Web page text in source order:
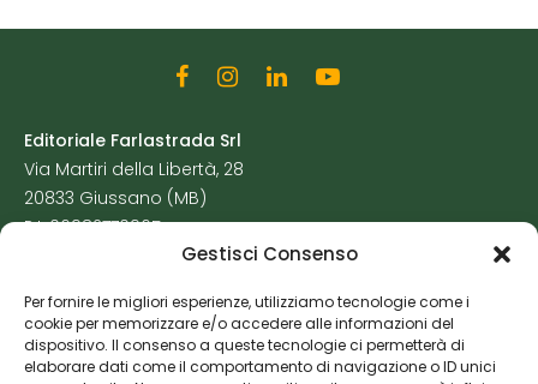
Gestisci Consenso
Per fornire le migliori esperienze, utilizziamo tecnologie come i
cookie per memorizzare e/o accedere alle informazioni del
dispositivo. Il consenso a queste tecnologie ci permetterà di
elaborare dati come il comportamento di navigazione o ID unici
Editoriale Farlastrada Srl
Via Martiri della Libertà, 28
20833 Giussano (MB)
P.I. 06982770965
Cookie Policy
Risorse Aggiuntive